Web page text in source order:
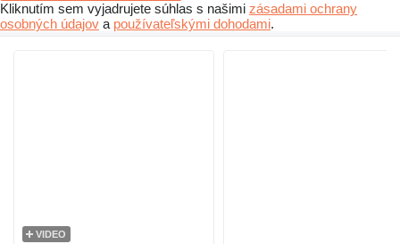
Kliknutím sem vyjadrujete súhlas s našimi zásadami ochrany
osobných údajov a používateľskými dohodami.
VIDEO